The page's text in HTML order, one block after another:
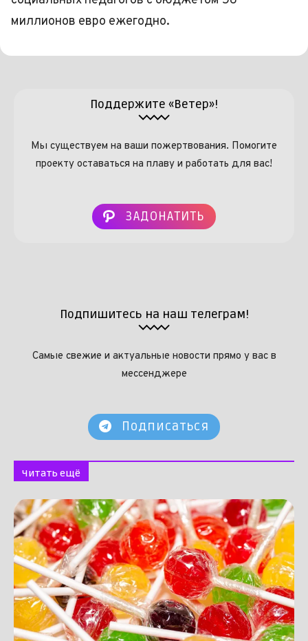
миллионов евро ежегодно.
Поддержите «Ветер»!
Мы существуем на ваши пожертвования. Помогите
проекту оставаться на плаву и работать для вас!
ЗАДОНАТИТЬ
Подпишитесь на наш телеграм!
Самые свежие и актуальные новости прямо у вас в
мессенджере
Подписаться
Читать ещё